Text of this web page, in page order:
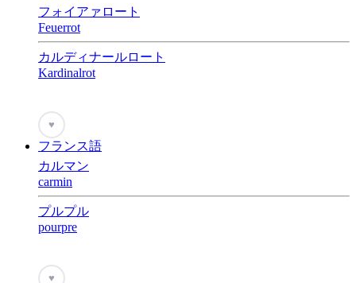
フォイアァロート
Feuerrot
カルディナールロート
Kardinalrot
♥
フランス語
カルマン
carmin
プルプル
pourpre
♥